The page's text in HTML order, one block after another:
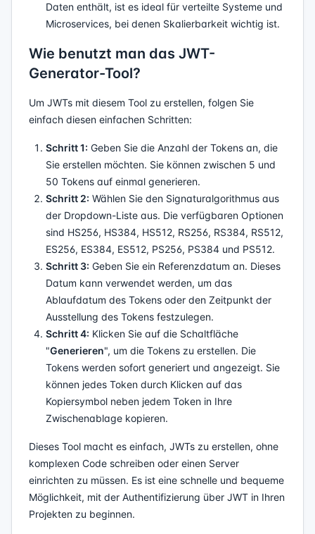
Daten enthält, ist es ideal für verteilte Systeme und
Microservices, bei denen Skalierbarkeit wichtig ist.
Wie benutzt man das JWT-
Generator-Tool?
Um JWTs mit diesem Tool zu erstellen, folgen Sie
einfach diesen einfachen Schritten:
Schritt 1: Geben Sie die Anzahl der Tokens an, die
Sie erstellen möchten. Sie können zwischen 5 und
50 Tokens auf einmal generieren.
Schritt 2: Wählen Sie den Signaturalgorithmus aus
der Dropdown-Liste aus. Die verfügbaren Optionen
sind HS256, HS384, HS512, RS256, RS384, RS512,
ES256, ES384, ES512, PS256, PS384 und PS512.
Schritt 3: Geben Sie ein Referenzdatum an. Dieses
Datum kann verwendet werden, um das
Ablaufdatum des Tokens oder den Zeitpunkt der
Ausstellung des Tokens festzulegen.
Schritt 4: Klicken Sie auf die Schaltfläche
"Generieren", um die Tokens zu erstellen. Die
Tokens werden sofort generiert und angezeigt. Sie
können jedes Token durch Klicken auf das
Kopiersymbol neben jedem Token in Ihre
Zwischenablage kopieren.
Dieses Tool macht es einfach, JWTs zu erstellen, ohne
komplexen Code schreiben oder einen Server
einrichten zu müssen. Es ist eine schnelle und bequeme
Möglichkeit, mit der Authentifizierung über JWT in Ihren
Projekten zu beginnen.